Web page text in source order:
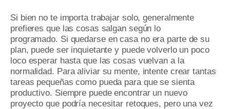
Si bien no te importa trabajar solo, generalmente
prefieres que las cosas salgan según lo
programado. Si quedarse en casa no era parte de su
plan, puede ser inquietante y puede volverlo un poco
loco esperar hasta que las cosas vuelvan a la
normalidad. Para aliviar su mente, intente crear tantas
tareas pequeñas como pueda para que se sienta
productivo. Siempre puede encontrar un nuevo
proyecto que podría necesitar retoques, pero una vez